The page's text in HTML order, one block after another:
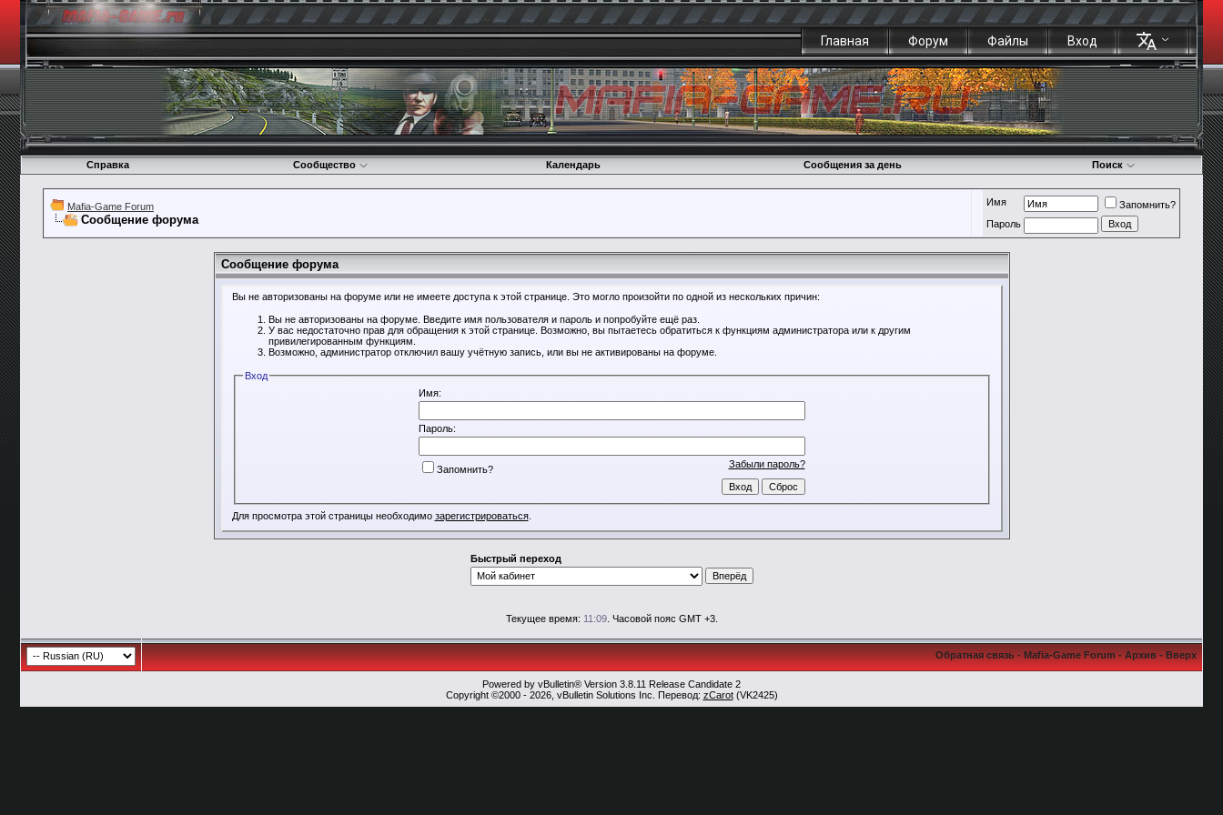
Главная Форум Файлы Вход
Справка Сообщество Календарь Сообщения за день Поиск
Mafia-Game Forum
Сообщение форума
Имя
Запомнить?
Пароль
Сообщение форума
Вы не авторизованы на форуме или не имеете доступа к этой странице. Это могло произойти по одной из нескольких причин:
Вы не авторизованы на форуме. Введите имя пользователя и пароль и попробуйте ещё раз.
У вас недостаточно прав для обращения к этой странице. Возможно, вы пытаетесь обратиться к функциям администратора или к другим
привилегированным функциям.
Возможно, администратор отключил вашу учётную запись, или вы не активированы на форуме.
Вход
Имя:
Пароль:
Забыли пароль?
Запомнить?
Для просмотра этой страницы необходимо зарегистрироваться.
Быстрый переход
Текущее время: 11:09. Часовой пояс GMT +3.
Обратная связь-Mafia-Game Forum-Архив-Вверх
Powered by vBulletin® Version 3.8.11 Release Candidate 2
Copyright ©2000 - 2026, vBulletin Solutions Inc. Перевод: zCarot(VK2425)